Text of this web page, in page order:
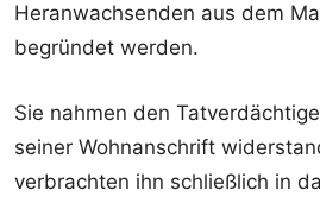
Heranwachsenden aus dem
begründet werden.
Sie nahmen den
seiner Wohnanschrift
verbrachten ihn schließlich in